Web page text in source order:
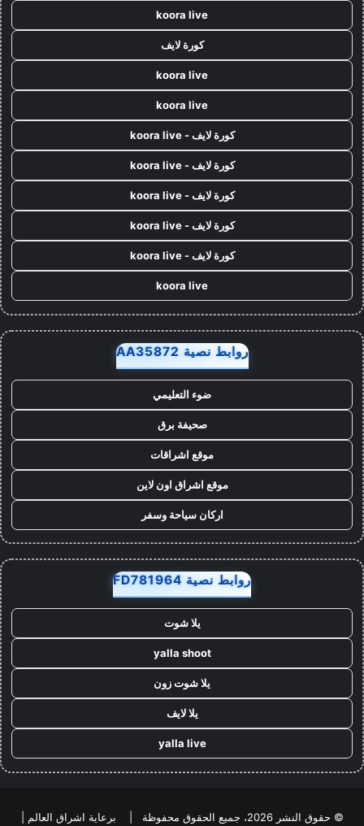
koora live
كورة لايف
koora live
koora live
كورة لايف - koora live
كورة لايف - koora live
كورة لايف - koora live
كورة لايف - koora live
كورة لايف - koora live
koora live
روابط نصية AA35872
ضوء التعليمي
صحيفة برق
موقع اشراقات
موقع اشراق اون لاين
اركان سياحة وسفر
روابط نصية FD781964
يلا شوت
yalla shoot
يلا شوت زون
يلا لايف
yalla live
© حقوق النشر 2026، جميع الحقوق محفوظة | برعاية اشراق العالم